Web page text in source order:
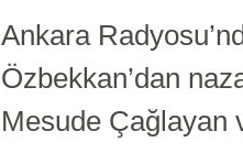
Ankara
Özbekkan’dan
Mesude Çağlayan